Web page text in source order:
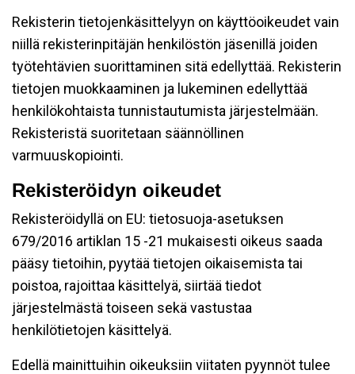
Rekisterin tietojenkäsittelyyn on käyttöoikeudet vain
niillä rekisterinpitäjän henkilöstön jäsenillä joiden
työtehtävien suorittaminen sitä edellyttää. Rekisterin
tietojen muokkaaminen ja lukeminen edellyttää
henkilökohtaista tunnistautumista järjestelmään.
Rekisteristä suoritetaan säännöllinen
varmuuskopiointi.
Rekisteröidyn oikeudet
Rekisteröidyllä on EU: tietosuoja-asetuksen
679/2016 artiklan 15 -21 mukaisesti oikeus saada
pääsy tietoihin, pyytää tietojen oikaisemista tai
poistoa, rajoittaa käsittelyä, siirtää tiedot
järjestelmästä toiseen sekä vastustaa
henkilötietojen käsittelyä.
Edellä mainittuihin oikeuksiin viitaten pyynnöt tulee